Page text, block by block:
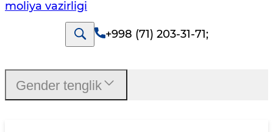
moliya vazirligi
+998 (71) 203-31-71;
Gender tenglik